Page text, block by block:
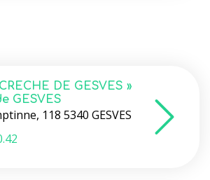
DE GESVES »
GESVES
118 5340 GESVES